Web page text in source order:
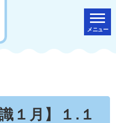
メニュー
１月】１.１